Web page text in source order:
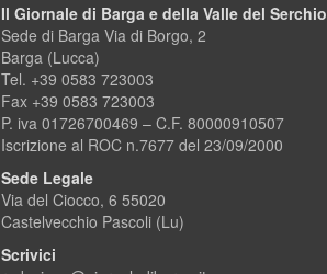
Il Giornale di Barga e della Valle del Serchio
Sede di Barga Via di Borgo, 2
Barga (Lucca)
Tel. +39 0583 723003
Fax +39 0583 723003
P. iva 01726700469 – C.F. 80000910507
Iscrizione al ROC n.7677 del 23/09/2000
Sede Legale
Via del Ciocco, 6 55020
Castelvecchio Pascoli (Lu)
Scrivici